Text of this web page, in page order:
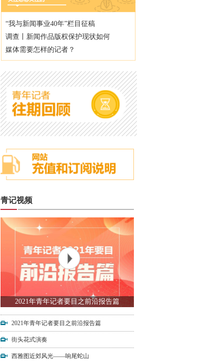
“我与新闻事业40年”栏目征稿
调查丨新闻作品版权保护现状如何
媒体需要怎样的记者？
青记视频
2021年青年记者要目之前沿报告篇
2021年青年记者要目之前沿报告篇
街头花式演奏
西雅图近郊风光——响尾蛇山